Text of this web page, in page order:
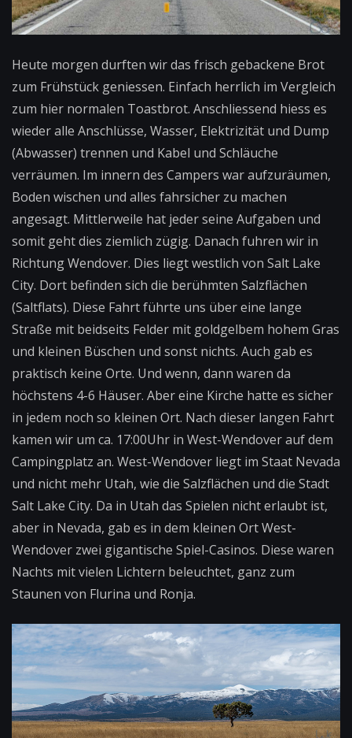
Heute morgen durften wir das frisch gebackene Brot
zum Frühstück geniessen. Einfach herrlich im Vergleich
zum hier normalen Toastbrot. Anschliessend hiess es
wieder alle Anschlüsse, Wasser, Elektrizität und Dump
(Abwasser) trennen und Kabel und Schläuche
verräumen. Im innern des Campers war aufzuräumen,
Boden wischen und alles fahrsicher zu machen
angesagt. Mittlerweile hat jeder seine Aufgaben und
somit geht dies ziemlich zügig. Danach fuhren wir in
Richtung Wendover. Dies liegt westlich von Salt Lake
City. Dort befinden sich die berühmten Salzflächen
(Saltflats). Diese Fahrt führte uns über eine lange
Straße mit beidseits Felder mit goldgelbem hohem Gras
und kleinen Büschen und sonst nichts. Auch gab es
praktisch keine Orte. Und wenn, dann waren da
höchstens 4-6 Häuser. Aber eine Kirche hatte es sicher
in jedem noch so kleinen Ort. Nach dieser langen Fahrt
kamen wir um ca. 17:00Uhr in West-Wendover auf dem
Campingplatz an. West-Wendover liegt im Staat Nevada
und nicht mehr Utah, wie die Salzflächen und die Stadt
Salt Lake City. Da in Utah das Spielen nicht erlaubt ist,
aber in Nevada, gab es in dem kleinen Ort West-
Wendover zwei gigantische Spiel-Casinos. Diese waren
Nachts mit vielen Lichtern beleuchtet, ganz zum
Staunen von Flurina und Ronja.